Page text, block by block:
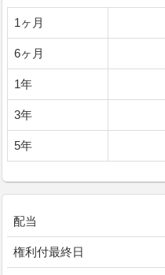
1ヶ月
6ヶ月
1年
3年
5年
配当
権利付最終日